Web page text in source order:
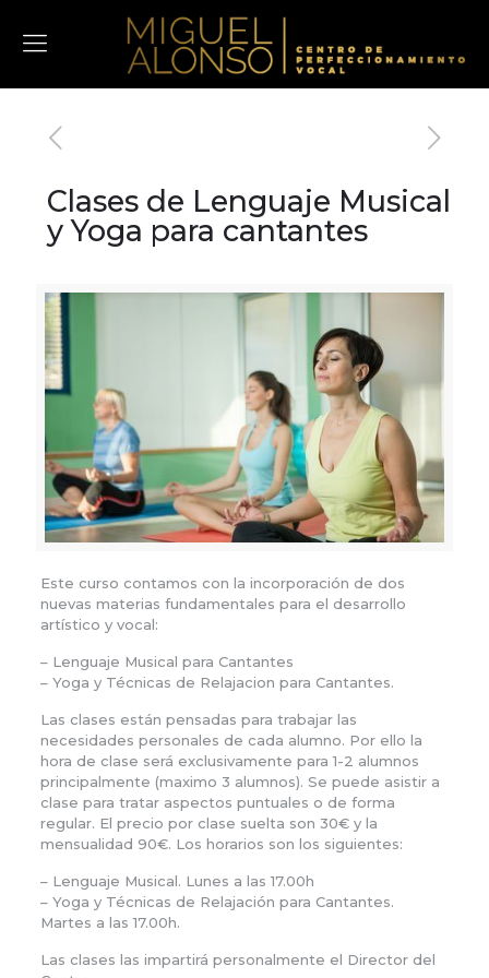
Clases de Lenguaje Musical
y Yoga para cantantes
Este curso contamos con la incorporación de dos
nuevas materias fundamentales para el desarrollo
artístico y vocal:
– Lenguaje Musical para Cantantes
– Yoga y Técnicas de Relajacion para Cantantes.
Las clases están pensadas para trabajar las
necesidades personales de cada alumno. Por ello la
hora de clase será exclusivamente para 1-2 alumnos
principalmente (maximo 3 alumnos). Se puede asistir a
clase para tratar aspectos puntuales o de forma
regular. El precio por clase suelta son 30€ y la
mensualidad 90€. Los horarios son los siguientes:
– Lenguaje Musical. Lunes a las 17.00h
– Yoga y Técnicas de Relajación para Cantantes.
Martes a las 17.00h.
Las clases las impartirá personalmente el Director del